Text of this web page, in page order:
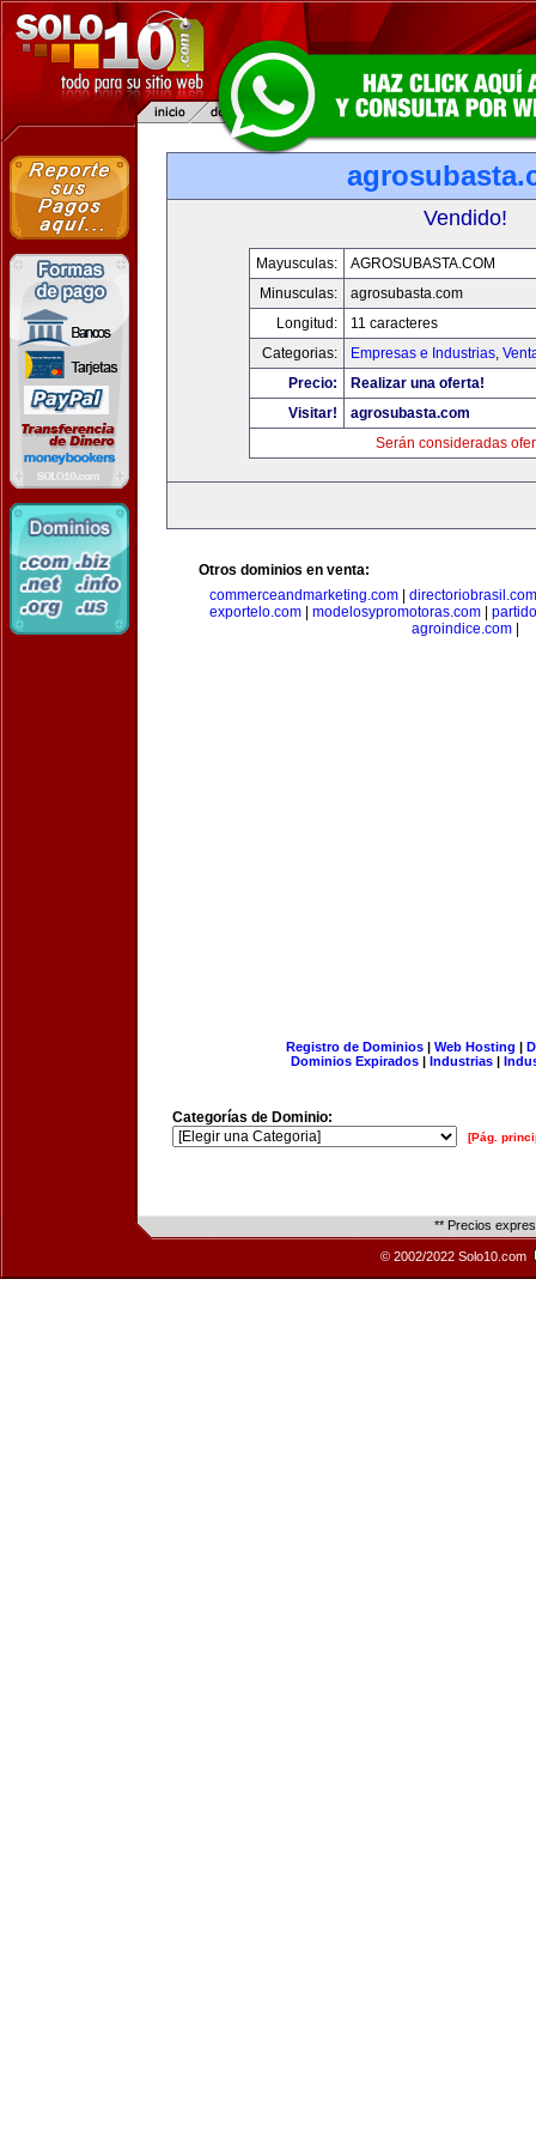
Vendido!
Mayusculas:
AGROSUBASTA.COM
Minusculas:
agrosubasta.com
Longitud:
11 caracteres
Categorias:
Empresas e Industrias,
Precio:
Realizar una oferta!
Visitar!
agrosubasta.com
Serán consideradas
Otros dominios en venta:
commerceandmarketing.com| directoriobrasil.com
exportelo.com
modelosypromotoras.com
agroindice.com
Registro de Dominios| Web Hosting |
Dominios Expirados | Industrias |
Categorías de Dominio:
[Pág.
** Precios
© 2002/2022 Solo10.com